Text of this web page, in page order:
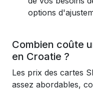
options
Combien coûte
en Croatie ?
Les prix des cartes
assez abordables,